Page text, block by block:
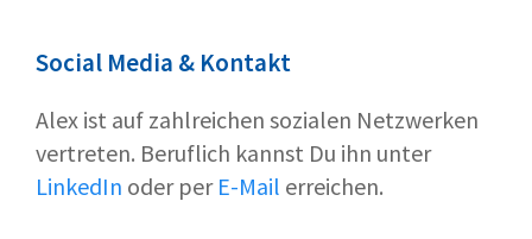
Social Media & Kontakt
Alex ist auf zahlreichen sozialen Netzwerken
vertreten. Beruflich kannst Du ihn unter
LinkedIn oder per E-Mail erreichen.